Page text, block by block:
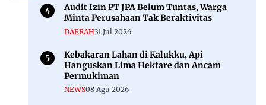
Audit Izin PT JPA Belum Tuntas, Warga
Minta Perusahaan Tak Beraktivitas
DAERAH31 Jul 2026
Kebakaran Lahan di Kalukku, Api
Hanguskan Lima Hektare dan Ancam
Permukiman
NEWS08 Agu 2026